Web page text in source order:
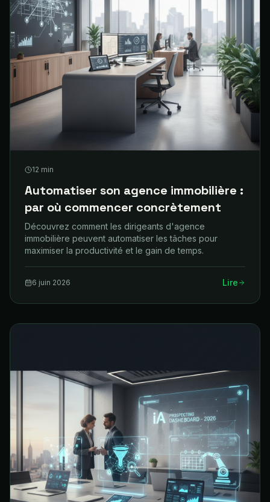
12 min
Automatiser son agence immobilière :
par où commencer concrètement
Découvrez comment les dirigeants d'agence
immobilière peuvent automatiser les tâches pour
maximiser la productivité et le gain de temps.
6 juin 2026 Lire